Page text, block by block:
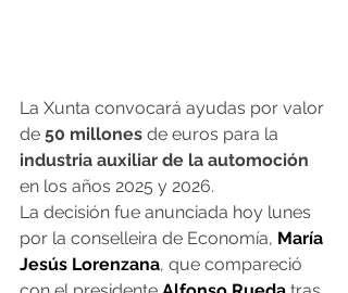
La Xunta convocará ayudas por valor
de 50 millones de euros para la
industria auxiliar de la automoción
en los años 2025 y 2026.
La decisión fue anunciada hoy lunes
por la conselleira de Economía, María
Jesús Lorenzana, que compareció